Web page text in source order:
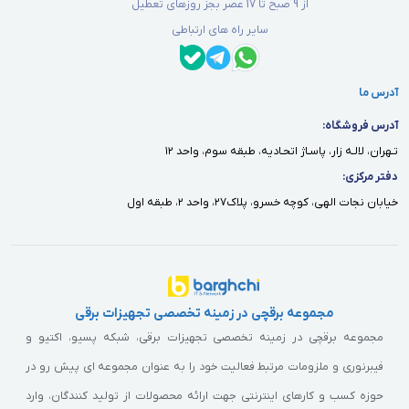
کامپیوترهای مبتنی بر استاندارد x86 سخت‌افزار
را به روتر شبکه تبدیل می‌کند.
محصولات سخت‌افزاری میکروتیک
شرکت میکروتیک از سال 2002 با هدف ساختن تجهیزات حرفه‌ای به سطوح
پرداخت. مهم‌ترین مزیت سخت‌افزاری محصولات میکروتیک سهولت در
راه‌اندازی آن‌ها است. تجهیزات میکروتیک شامل محصولاتی مانند مودم‌ها،
روتر‌ها، تجهیزات مربوط به ارتباطات بی‌سیم (wireless)، منبع تغذیه،
کانورتر و... هستند. که در ادامه بیشتر با آنها آشنا می‌شوید.
از 9 صبح تا 17 عصر بجز روزهای تعطیل
سایر راه های ارتباطی
آدرس ما
آدرس فروشگاه:
تـهران، لالـه زار، پاسـاژ اتحـاديه، طبقه سوم، واحد ١٢
دفتر مركزى:
خيابان نجات الهى، كوچه خسرو، پلاك٢٧، واحد ٢، طبقه اول
مجموعه برقچی در زمینه تخصصی تجهیزات برقی
مجموعه برقچی در زمینه تخصصی تجهیزات برقی، شبکه پسیو، اکتیو و
فیبرنوری و ملزومات مرتبط فعالیت خود را به عنوان مجموعه ای پیش رو در
حوزه کسب و کارهای اینترنتی جهت ارائه محصولات از تولید کنندگان، وارد